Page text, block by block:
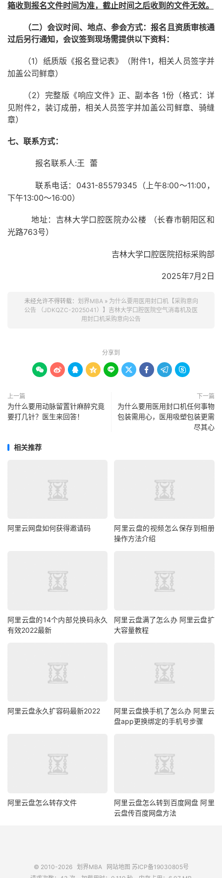
箱收到报名文件时间为准，截止时间之后收到的文件无效。
（二）会议时间、地点、参会方式：报名且资质审核通
过后另行通知，会议签到现场需提供以下资料：
（1）纸质版《报名登记表》（附件1，相关人员签字并
加盖公司鲜章）
（2）完整版《响应文件》正、副本各 1份（格式：详
见附件2，装订成册，相关人员签字并加盖公司鲜章、骑缝
章）
七、联系方式：
报名联系人:王 蕾
联系电话： 0431-85579345（上午8:00～11:00，
下午13:00～16:00）
地址：吉林大学口腔医院办公楼
（长春市朝阳区和
光路763号）
吉林大学口腔医院招标采购部
2025年7月 2 日
未经允许不得转载： 划界MBA» 为什么要用医用封口机【采购意向
公告 （JDKQZC-2025041）】吉林大学口腔医院空气消毒机及医
用封口机采购意向公告
分享到
        
上一篇
为什么要用动脉留置针麻醉究竟
要打几针？医生来回答！
下一篇
为什么要用医用封口机任何事物
包装需用心，医用吸塑包装更需
尽其心
相关推荐
阿里云网盘如何获得邀请码
阿里云盘的视频怎么保存到相册
操作方法介绍
阿里云盘的14个内部兑换码永久
有效2022最新
阿里云盘满了怎么办 阿里云盘扩
大容量教程
阿里云盘永久扩容码最新2022
阿里云盘换手机了怎么办 阿里云
盘app更换绑定的手机号步骤
阿里云盘怎么转存文件
阿里云盘怎么转到百度网盘 阿里
云盘传百度网盘方法
© 2010-2026 划界MBA 网站地图 苏ICP备19030805号